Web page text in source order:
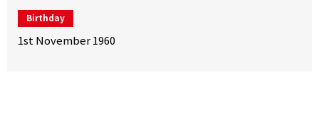
Birthday
1st November 1960